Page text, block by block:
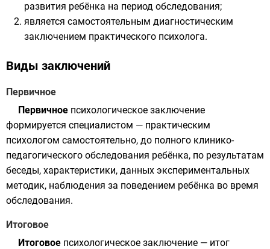
развития ребёнка на период обследования;
является самостоятельным диагностическим
заключением практического психолога.
Виды заключений
Первичное
Первичное психологическое заключение
формируется специалистом — практическим
психологом самостоятельно, до полного клинико-
педагогического обследования ребёнка, по результатам
беседы, характеристики, данных экспериментальных
методик, наблюдения за поведением ребёнка во время
обследования.
Итоговое
Итоговое психологическое заключение — итог